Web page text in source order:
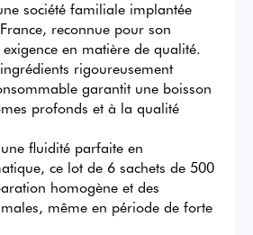
société familiale implantée
reconnue pour son
en matière de qualité.
rigoureusement
garantit une boisson
profonds et à la qualité
fluidité parfaite en
ce lot de 6 sachets de 500
homogène et des
même en période de forte